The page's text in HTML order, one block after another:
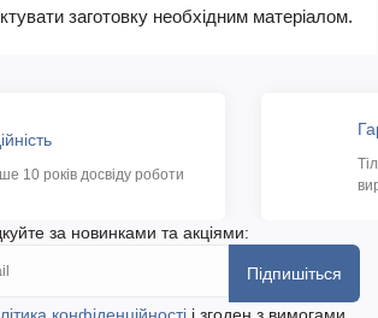
заготовку необхідним матеріалом.
10 років досвіду роботи
за новинками та акціями:
Підпишіться